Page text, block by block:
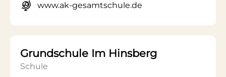
www.ak-gesamtschule.de
Grundschule Im Hinsberg
Schule